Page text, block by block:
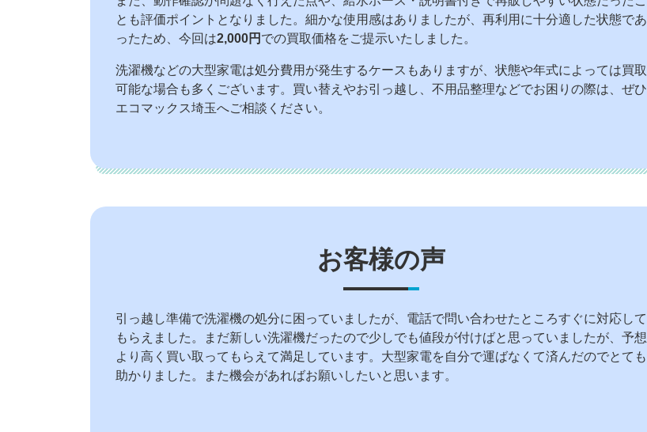
とも評価ポイントとなりました。細かな使用感はありましたが、再利用に十分適した状態であ
ったため、今回は2,000円 での買取価格をご提示いたしました。
洗濯機などの大型家電は処分費用が発生するケースもありますが、状態や年式によっては買取
可能な場合も多くございます。買い替えやお引っ越し、不用品整理などでお困りの際は、ぜひ
エコマックス埼玉へご相談ください。
お客様の声
引っ越し準備で洗濯機の処分に困っていましたが、電話で問い合わせたところすぐに対応して
もらえました。まだ新しい洗濯機だったので少しでも値段が付けばと思っていましたが、予想
より高く買い取ってもらえて満足しています。大型家電を自分で運ばなくて済んだのでとても
助かりました。また機会があればお願いしたいと思います。